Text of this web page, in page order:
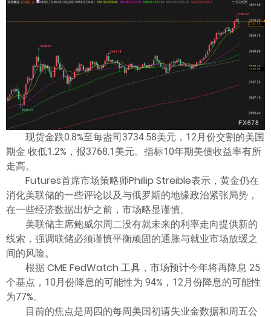
现货金跌0.8%至每盎司3734.58美元，12月份交割的美国
期金 收低1.2%，报3768.1美元。指标10年期美债收益率有所
走高。
Futures首席市场策略师Phillip Streible表示，黄金仍在
消化美联储的一些评论以及与俄罗斯的地缘政治紧张局势，
在一些经济数据出炉之前，市场略显谨慎。
美联储主席鲍威尔周二没有就未来的利率走向提供新的
线索，强调联储必须谨慎平衡顽固的通胀与就业市场放缓之
间的风险。
根据 CME FedWatch 工具，市场预计今年将再降息 25
个基点，10月份降息的可能性为 94%，12月份降息的可能性
为77%。
目前的焦点是周四的每周美国初请失业金数据和周五公